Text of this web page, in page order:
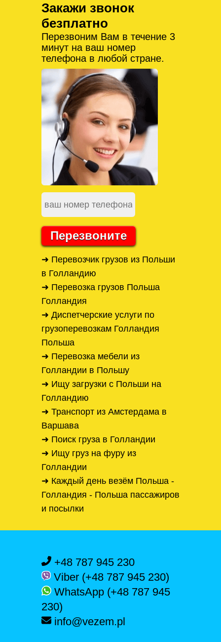
Закажи звонок
безплатно
Перезвоним Вам в течение 3
минут на ваш номер
телефона в любой стране.
Перезвоните
➜ Перевозчик грузов из Польши
в Голландию
➜ Перевозка грузов Польша
Голландия
➜ Диспетчерские услуги по
грузоперевозкам Голландия
Польша
➜ Перевозка мебели из
Голландии в Польшу
➜ Ищу загрузки с Польши на
Голландию
➜ Транспорт из Амстердама в
Варшава
➜ Поиск груза в Голландии
➜ Ищу груз на фуру из
Голландии
➜ Каждый день везём Польша -
Голландия - Польша пассажиров
и посылки
+48 787 945 230
Viber (+48 787 945 230)
WhatsApp (+48 787 945
230)
info@vezem.pl